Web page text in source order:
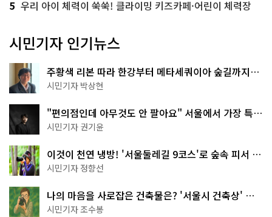
5 우리 아이 체력이 쑥쑥! 클라이밍 키즈카페·어린이 체력장
시민기자 인기뉴스
주황색 리본 따라 한강부터 메타세쿼이아 숲길까지…
서울둘레길 15코스
시민기자 박상현
"편의점인데 아무것도 안 팔아요" 서울에서 가장 특별
한 편의점의 정체
시민기자 권기윤
이것이 천연 냉방! '서울둘레길 9코스'로 숲속 피서 떠
나볼까
시민기자 정향선
나의 마음을 사로잡은 건축물은? '서울시 건축상' 수
상작 공개!
시민기자 조수봉